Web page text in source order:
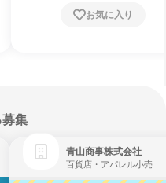
お気に入り
募集
青山商事株式会社
百貨店・アパレル小売